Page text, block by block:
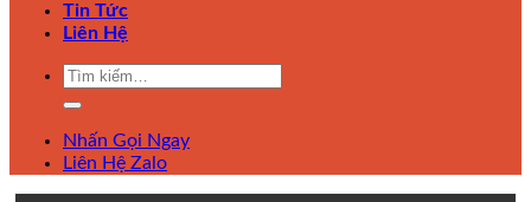
Tin Tức
Liên Hệ
Tìm
Nhấn Gọi Ngay
Liên Hệ Zalo